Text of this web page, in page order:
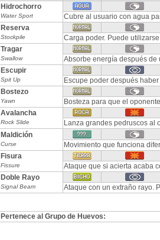
Hidrochorro
Water Sport
Cubre al usuario con agua
Reserva
Stockpile
Carga poder. Puede
Tragar
Swallow
Absorbe energía después de
Escupir
Spit Up
Escupe poder después
Bostezo
Yawn
Bosteza para que el
Avalancha
Rock Slide
Lanza grandes pedruscos al
Maldición
Curse
Movimiento que funciona
Fisura
Fissure
Ataque que si acierta acaba
Doble Rayo
Signal Beam Ataque con un extraño rayo.
Pertenece al Grupo de Huevos: